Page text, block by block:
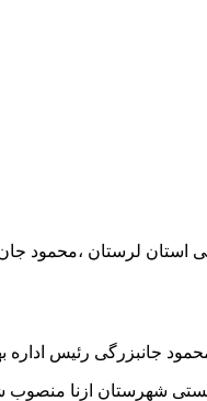
استان لرستان ،محمود
جانبزرگی رئیس اداره
شهرستان ازنا منصوب